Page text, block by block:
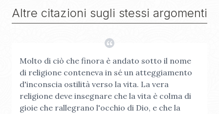
Altre citazioni sugli stessi argomenti
Molto di ciò che finora è andato sotto il nome
di religione conteneva in sé un atteggiamento
d'inconscia ostilità verso la vita. La vera
religione deve insegnare che la vita è colma di
gioie che rallegrano l'occhio di Dio, e che la